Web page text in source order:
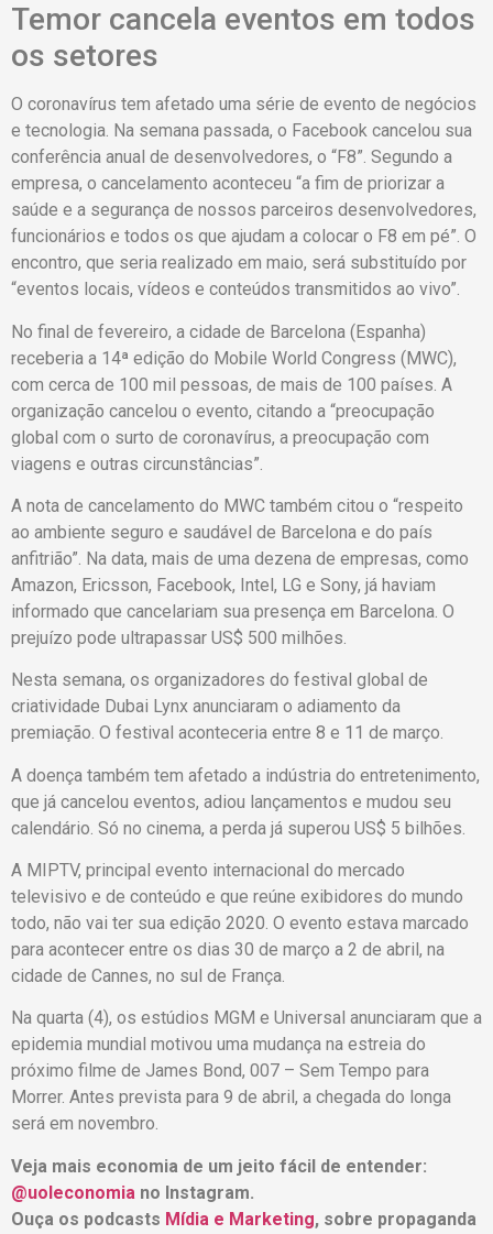
Temor cancela eventos em todos
os setores
O coronavírus tem afetado uma série de evento de negócios
e tecnologia. Na semana passada, o Facebook cancelou sua
conferência anual de desenvolvedores, o “F8”. Segundo a
empresa, o cancelamento aconteceu “a fim de priorizar a
saúde e a segurança de nossos parceiros desenvolvedores,
funcionários e todos os que ajudam a colocar o F8 em pé”. O
encontro, que seria realizado em maio, será substituído por
“eventos locais, vídeos e conteúdos transmitidos ao vivo”.
No final de fevereiro, a cidade de Barcelona (Espanha)
receberia a 14ª edição do Mobile World Congress (MWC),
com cerca de 100 mil pessoas, de mais de 100 países. A
organização cancelou o evento, citando a “preocupação
global com o surto de coronavírus, a preocupação com
viagens e outras circunstâncias”.
A nota de cancelamento do MWC também citou o “respeito
ao ambiente seguro e saudável de Barcelona e do país
anfitrião”. Na data, mais de uma dezena de empresas, como
Amazon, Ericsson, Facebook, Intel, LG e Sony, já haviam
informado que cancelariam sua presença em Barcelona. O
prejuízo pode ultrapassar US$ 500 milhões.
Nesta semana, os organizadores do festival global de
criatividade Dubai Lynx anunciaram o adiamento da
premiação. O festival aconteceria entre 8 e 11 de março.
A doença também tem afetado a indústria do entretenimento,
que já cancelou eventos, adiou lançamentos e mudou seu
calendário. Só no cinema, a perda já superou US$ 5 bilhões.
A MIPTV, principal evento internacional do mercado
televisivo e de conteúdo e que reúne exibidores do mundo
todo, não vai ter sua edição 2020. O evento estava marcado
para acontecer entre os dias 30 de março a 2 de abril, na
cidade de Cannes, no sul de França.
Na quarta (4), os estúdios MGM e Universal anunciaram que a
epidemia mundial motivou uma mudança na estreia do
próximo filme de James Bond, 007 – Sem Tempo para
Morrer. Antes prevista para 9 de abril, a chegada do longa
será em novembro.
Veja mais economia de um jeito fácil de entender:
@uoleconomia no Instagram.
Ouça os podcasts Mídia e Marketing, sobre propaganda